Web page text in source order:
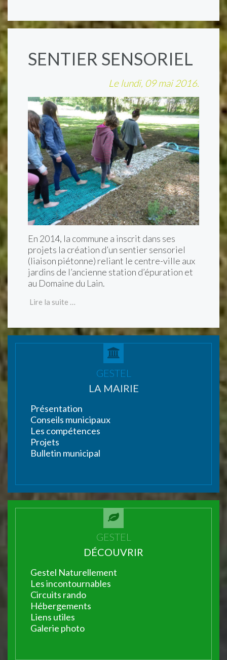
SENTIER SENSORIEL
Le lundi, 09 mai 2016.
En 2014, la commune a inscrit dans ses
projets la création d’un sentier sensoriel
(liaison piétonne) reliant le centre-ville aux
jardins de l’ancienne station d’épuration et
au Domaine du Lain.
Lire la suite …
GESTEL
LA MAIRIE
Présentation
Conseils municipaux
Les compétences
Projets
Bulletin municipal
GESTEL
DÉCOUVRIR
Gestel Naturellement
Les incontournables
Circuits rando
Hébergements
Liens utiles
Galerie photo